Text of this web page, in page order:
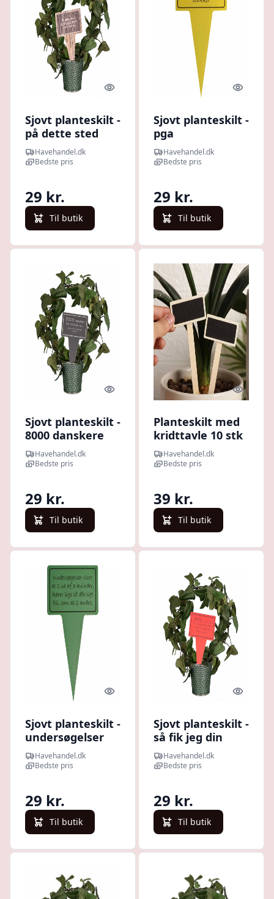
Quick look
Sjovt planteskilt -
på dette sted
Havehandel.dk
Bedste pris
29 kr.
Til butik
Quick
Sjovt planteskilt -
pga
nedskæringer
Havehandel.dk
Bedste pris
29 kr.
Til butik
Quick look
Sjovt planteskilt -
8000 danskere
Havehandel.dk
Bedste pris
29 kr.
Til butik
Quick
Planteskilt med
kridttavle 10 stk
Havehandel.dk
Bedste pris
39 kr.
Til butik
Quick look
Sjovt planteskilt -
undersøgelser
viser
Havehandel.dk
Bedste pris
29 kr.
Til butik
Quick
Sjovt planteskilt -
så fik jeg din
opmærksomhed
Havehandel.dk
Bedste pris
29 kr.
Til butik